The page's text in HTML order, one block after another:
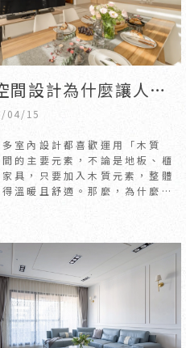
間設計為什麼讓人覺
｜新竹室內設計｜竹
計
04/15
室內設計都喜歡運用「木質
的主要元素，不論是地板、櫃
具，只要加入木質元素，整體
溫暖且舒適。那麼，為什麼木